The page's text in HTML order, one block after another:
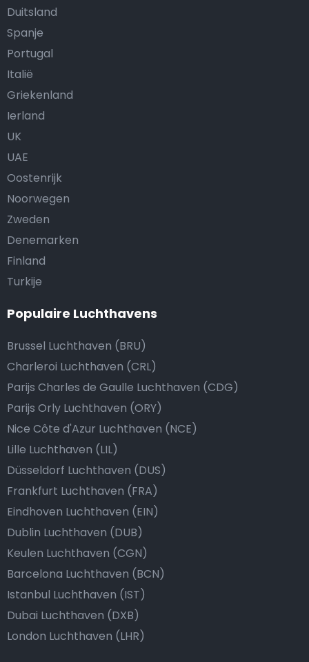
Duitsland
Spanje
Portugal
Italië
Griekenland
Ierland
UK
UAE
Oostenrijk
Noorwegen
Zweden
Denemarken
Finland
Turkije
Populaire Luchthavens
Brussel Luchthaven (BRU)
Charleroi Luchthaven (CRL)
Parijs Charles de Gaulle Luchthaven (CDG)
Parijs Orly Luchthaven (ORY)
Nice Côte d'Azur Luchthaven (NCE)
Lille Luchthaven (LIL)
Düsseldorf Luchthaven (DUS)
Frankfurt Luchthaven (FRA)
Eindhoven Luchthaven (EIN)
Dublin Luchthaven (DUB)
Keulen Luchthaven (CGN)
Barcelona Luchthaven (BCN)
Istanbul Luchthaven (IST)
Dubai Luchthaven (DXB)
London Luchthaven (LHR)